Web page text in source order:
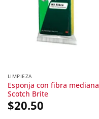
LIMPIEZA
Esponja con fibra mediana
Scotch Brite
$20.50